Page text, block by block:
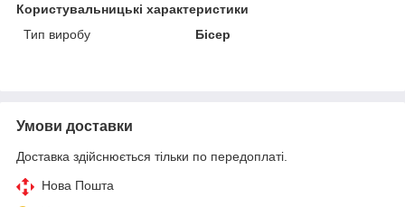
Користувальницькі характеристики
Тип виробу
Бісер
Умови доставки
Доставка здійснюється тільки по передоплаті.
Нова Пошта